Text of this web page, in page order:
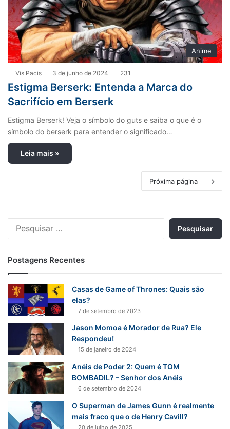
Anime
Vis Pacis 3 de junho de 2024 231
Estigma Berserk: Entenda a Marca do
Sacrifício em Berserk
Estigma Berserk! Veja o símbolo do guts e saiba o que é o
símbolo do berserk para entender o significado…
Leia mais »
Próxima página
i
s
o
Postagens Recentes
Casas de Game of Thrones: Quais são
elas?
7 de setembro de 2023
Jason Momoa é Morador de Rua? Ele
Respondeu!
15 de janeiro de 2024
Anéis de Poder 2: Quem é TOM
BOMBADIL? – Senhor dos Anéis
6 de setembro de 2024
O Superman de James Gunn é realmente
mais fraco que o de Henry Cavill?